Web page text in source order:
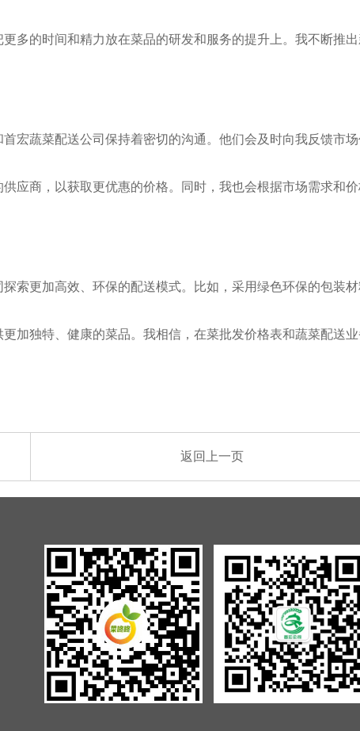
的时间和精力放在菜品的研发和服务的提升上。我不断推
蔬菜配送公司保持着密切的沟通。他们会及时向我反馈市
商，以获取更优惠的价格。同时，我也会根据市场需求和
更加高效、环保的配送模式。比如，采用绿色环保的包装
独特、健康的菜品。我相信，在菜批发价格表和蔬菜配送
返回上一页